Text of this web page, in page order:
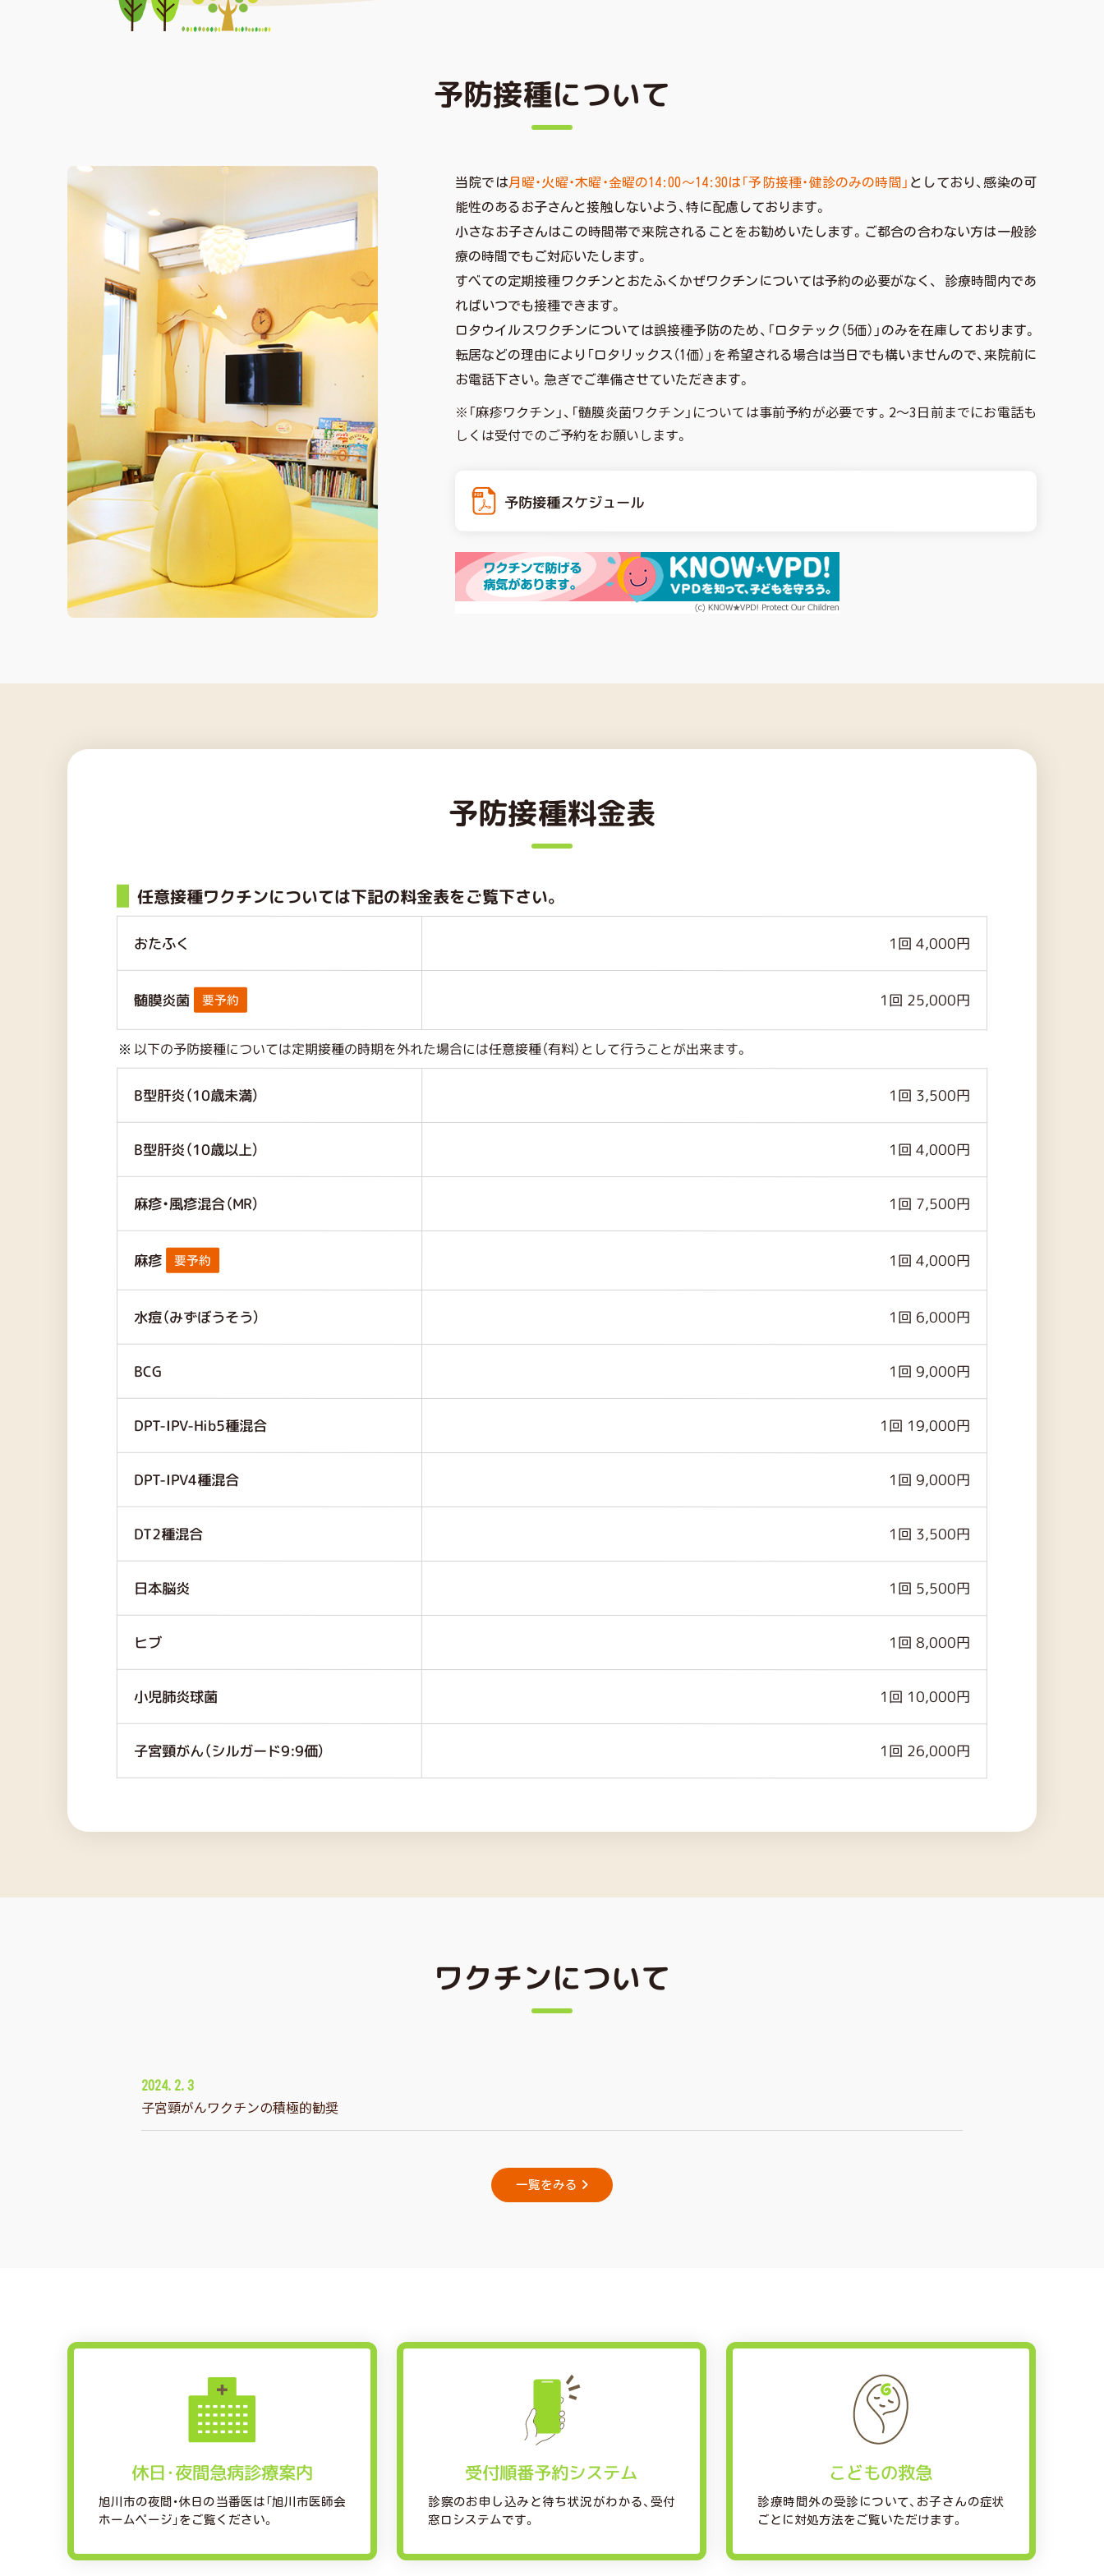
予防接種について
当院では月曜・火曜・木曜・金曜の14:00～14:30は「予防接種・健診のみの時間」 としており、感染の可
能性のあるお子さんと接触しないよう、特に配慮しております。
小さなお子さんはこの時間帯で来院されることをお勧めいたします。ご都合の合わない方は一般診
療の時間でもご対応いたします。
すべての定期接種ワクチンとおたふくかぜワクチンについては予約の必要がなく、 診療時間内であ
ればいつでも接種できます。
ロタウイルスワクチンについては誤接種予防のため、「ロタテック（5価）」のみを在庫しております。
転居などの理由により「ロタリックス（1価）」を希望される場合は当日でも構いませんので、来院前に
お電話下さい。急ぎでご準備させていただきます。
※「麻疹ワクチン」、「髄膜炎菌ワクチン」については事前予約が必要です。2～3日前までにお電話も
しくは受付でのご予約をお願いします。
予防接種スケジュール
予防接種料金表
任意接種ワクチンについては下記の料金表をご覧下さい。
おたふく 1回 4,000円
髄膜炎菌 要予約 1回 25,000円
以下の予防接種については定期接種の時期を外れた場合には任意接種（有料）として行うことが出来ます。
B型肝炎（10歳未満） 1回 3,500円
B型肝炎（10歳以上） 1回 4,000円
麻疹・風疹混合（MR） 1回 7,500円
麻疹 要予約 1回 4,000円
水痘（みずぼうそう） 1回 6,000円
BCG 1回 9,000円
DPT-IPV-Hib5種混合 1回 19,000円
DPT-IPV4種混合 1回 9,000円
DT2種混合 1回 3,500円
日本脳炎 1回 5,500円
ヒブ 1回 8,000円
小児肺炎球菌 1回 10,000円
子宮頸がん（シルガード9:9価） 1回 26,000円
ワクチンについて
2024.2.3
子宮頸がんワクチンの積極的勧奨
一覧をみる
休日･夜間急病診療案内
旭川市の夜間･休日の当番医は「旭川市医師会
ホームページ」をご覧ください。
受付順番予約システム
診察のお申し込みと待ち状況がわかる、受付
窓口システムです。
こどもの救急
診療時間外の受診について、お子さんの症状
ごとに対処方法をご覧いただけます。